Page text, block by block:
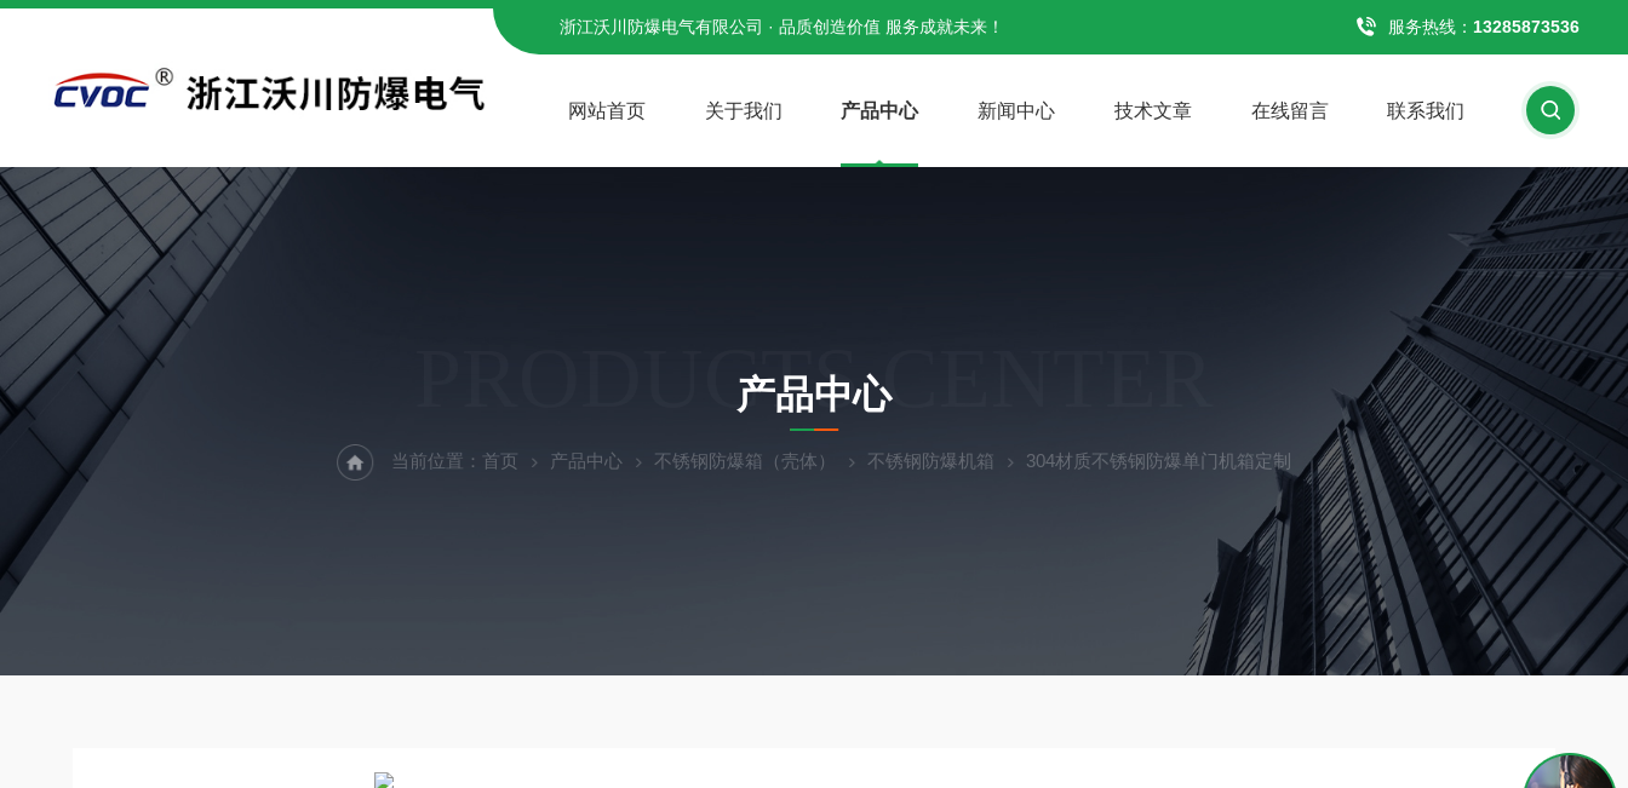
浙江沃川防爆电气有限公司 · 品质创造价值 服务成就未来！ 服务热线： 13285873536
网站首页 关于我们 产品中心 新闻中心 技术文章 在线留言 联系我们
PRODUCTS CENTER
产品中心
当前位置： 首页 产品中心 不锈钢防爆箱（壳体） 不锈钢防爆机箱 304材质不锈钢防爆单门机箱定制